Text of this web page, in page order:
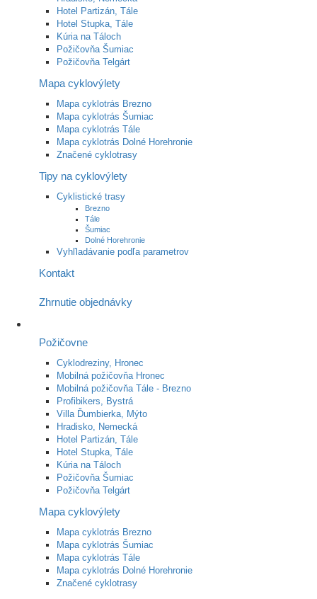
Hotel Partizán, Tále
Hotel Stupka, Tále
Kúria na Táloch
Požičovňa Šumiac
Požičovňa Telgárt
Mapa cyklovýlety
Mapa cyklotrás Brezno
Mapa cyklotrás Šumiac
Mapa cyklotrás Tále
Mapa cyklotrás Dolné Horehronie
Značené cyklotrasy
Tipy na cyklovýlety
Cyklistické trasy
Brezno
Tále
Šumiac
Dolné Horehronie
Vyhľladávanie podľa parametrov
Kontakt
Zhrnutie objednávky
Požičovne
Cyklodreziny, Hronec
Mobilná požičovňa Hronec
Mobilná požičovňa Tále - Brezno
Profibikers, Bystrá
Villa Ďumbierka, Mýto
Hradisko, Nemecká
Hotel Partizán, Tále
Hotel Stupka, Tále
Kúria na Táloch
Požičovňa Šumiac
Požičovňa Telgárt
Mapa cyklovýlety
Mapa cyklotrás Brezno
Mapa cyklotrás Šumiac
Mapa cyklotrás Tále
Mapa cyklotrás Dolné Horehronie
Značené cyklotrasy